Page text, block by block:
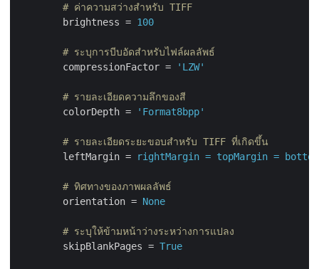
        # ค่าความสว่างสำหรับ TIFF
brightness = 100
        # ระบุการบีบอัดสำหรับไฟล์ผลลัพธ์
compressionFactor = 'LZW'
        # รายละเอียดความลึกของสี
colorDepth = 'Format8bpp'
        # รายละเอียดระยะขอบสำหรับ TIFF ที่เกิดขึ้น
leftMargin = rightMargin = topMargin =
        # ทิศทางของภาพผลลัพธ์
orientation = None
        # ระบุให้ข้ามหน้าว่างระหว่างการแปลง
skipBlankPages = True